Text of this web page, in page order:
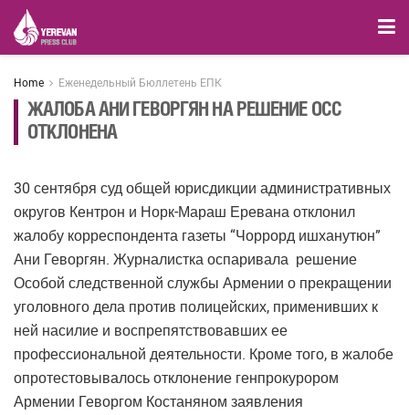
Home Еженедельный Бюллетень ЕПК
ЖАЛОБА АНИ ГЕВОРГЯН НА РЕШЕНИЕ ОСС
ОТКЛОНЕНА
30 сентября суд общей юрисдикции административных
округов Кентрон и Норк-Мараш Еревана отклонил
жалобу корреспондента газеты “Чоррорд ишханутюн”
Ани Геворгян. Журналистка оспаривала решение
Особой следственной службы Армении о прекращении
уголовного дела против полицейских, применивших к
ней насилие и воспрепятствовавших ее
профессиональной деятельности. Кроме того, в жалобе
опротестовывалось отклонение генпрокурором
Армении Геворгом Костаняном заявления